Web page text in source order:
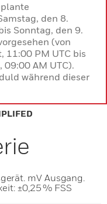
den 8.
Sonntag, den 9.
(von
11:00 PM UTC bis
09:00 AM UTC).
während dieser
mV Ausgang.
±0,25 % FSS